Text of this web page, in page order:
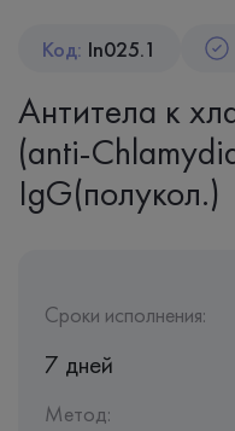
Код: In025.1
Антитела к
(anti-
IgG(полукол.)
Сроки исполнения:
7 дней
Метод: